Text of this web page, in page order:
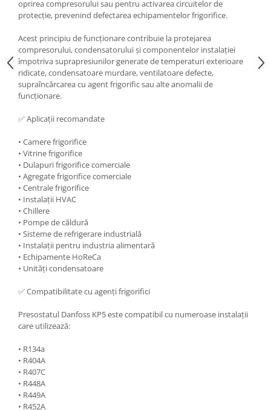
oprirea compresorului sau pentru activarea circuitelor de
protecție, prevenind defectarea echipamentelor frigorifice.
Acest principiu de funcționare contribuie la protejarea
compresorului, condensatorului și componentelor instalației
împotriva suprapresiunilor generate de temperaturi exterioare
ridicate, condensatoare murdare, ventilatoare defecte,
supraîncărcarea cu agent frigorific sau alte anomalii de
funcționare.
✅ Aplicații recomandate
• Camere frigorifice
• Vitrine frigorifice
• Dulapuri frigorifice comerciale
• Agregate frigorifice comerciale
• Centrale frigorifice
• Instalații HVAC
• Chillere
• Pompe de căldură
• Sisteme de refrigerare industrială
• Instalații pentru industria alimentară
• Echipamente HoReCa
• Unități condensatoare
✅ Compatibilitate cu agenți frigorifici
Presostatul Danfoss KP5 este compatibil cu numeroase instalații
care utilizează:
• R134a
• R404A
• R407C
• R448A
• R449A
• R452A